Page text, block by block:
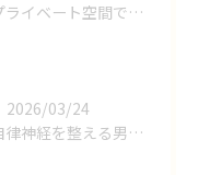
プライベート空間で極上アロマリンパケアの効果
2026/03/24
自律神経を整える男性オイルマッサージ